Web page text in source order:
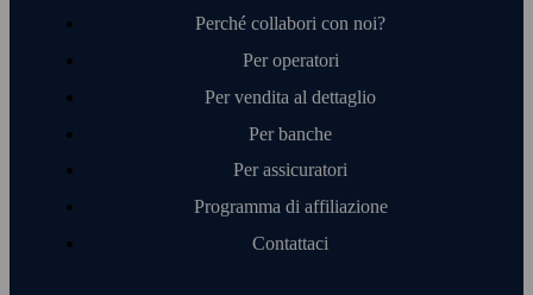
Perché collabori con noi?
Per operatori
Per vendita al dettaglio
Per banche
Per assicuratori
Programma di affiliazione
Contattaci